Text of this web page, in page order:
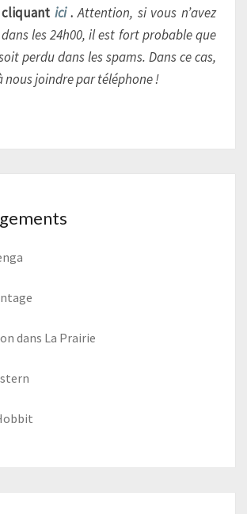
ici. Attention, si vous n’avez
les 24h00, il est fort probable que
perdu dans les spams. Dans ce cas,
nous joindre par téléphone !
dans La Prairie